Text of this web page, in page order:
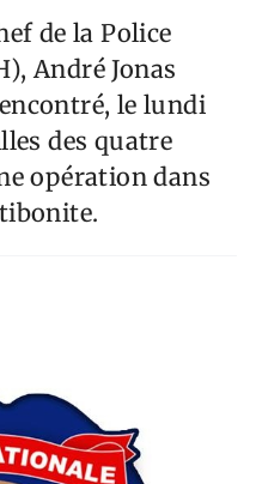
de la Police
André Jonas
le lundi
des quatre
opération dans